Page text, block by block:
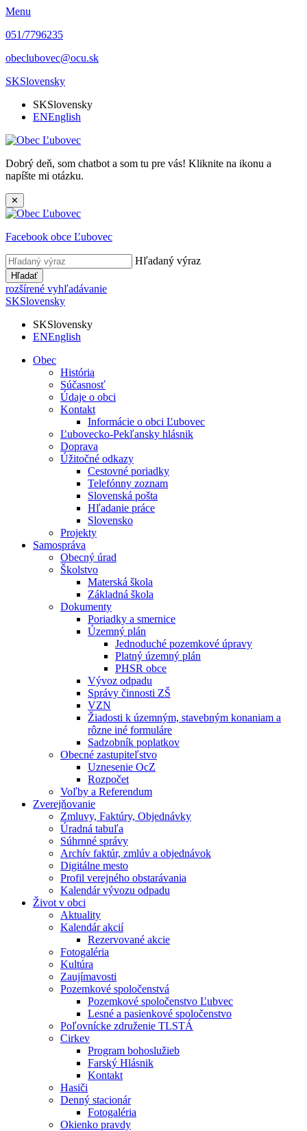
Menu
051/7796235
obeclubovec@ocu.sk
SKSlovensky
SKSlovensky
ENEnglish
Dobrý deň, som chatbot a som tu pre vás! Kliknite na ikonu a
napíšte mi otázku.
✕
Facebook obce Ľubovec
Hľadaný výraz
Hľadať
rozšírené vyhľadávanie
SKSlovensky
SKSlovensky
ENEnglish
Obec
História
Súčasnosť
Údaje o obci
Kontakt
Informácie o obci Ľubovec
Ľubovecko-Pekľansky hlásnik
Doprava
Úžitočné odkazy
Cestovné poriadky
Telefónny zoznam
Slovenská pošta
Hľadanie práce
Slovensko
Projekty
Samospráva
Obecný úrad
Školstvo
Materská škola
Základná škola
Dokumenty
Poriadky a smernice
Územný plán
Jednoduché pozemkové úpravy
Platný územný plán
PHSR obce
Vývoz odpadu
Správy činnosti ZŠ
VZN
Žiadosti k územným, stavebným konaniam a
rôzne iné formuláre
Sadzobník poplatkov
Obecné zastupiteľstvo
Uznesenie OcZ
Rozpočet
Voľby a Referendum
Zverejňovanie
Zmluvy, Faktúry, Objednávky
Úradná tabuľa
Súhrnné správy
Archív faktúr, zmlúv a objednávok
Digitálne mesto
Profil verejného obstarávania
Kalendár vývozu odpadu
Život v obci
Aktuality
Kalendár akcií
Rezervované akcie
Fotogaléria
Kultúra
Zaujímavosti
Pozemkové spoločenstvá
Pozemkové spoločenstvo Ľubvec
Lesné a pasienkové spoločenstvo
Poľovnícke združenie TLSTÁ
Cirkev
Program bohoslužieb
Farský Hlásnik
Kontakt
Hasiči
Denný stacionár
Fotogaléria
Okienko pravdy